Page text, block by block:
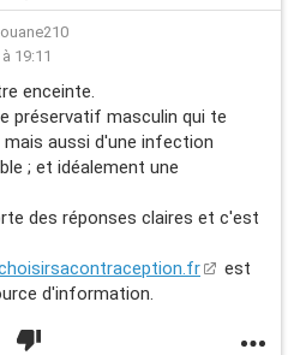
19:11
enceinte.
préservatif masculin qui te
aussi d'une infection
; et idéalement une
des réponses claires et c'est
est
d'information.